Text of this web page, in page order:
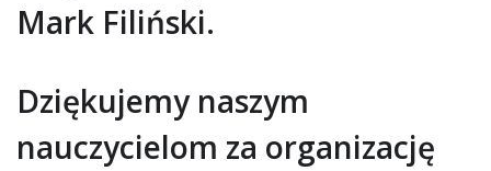
Mark Filiński.
Dziękujemy naszym
nauczycielom za organizację